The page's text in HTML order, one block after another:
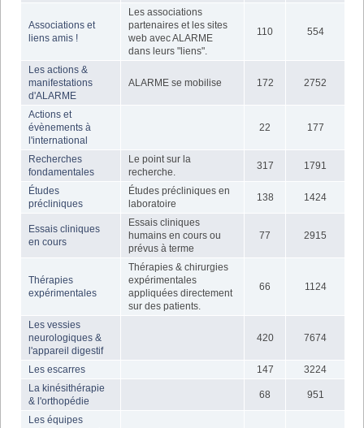
Associations et
liens amis !
Les associations
partenaires et les sites
web avec ALARME
dans leurs "liens".
110 554
Les actions &
manifestations
d'ALARME
ALARME se mobilise 172 2752
Actions et
évènements à
l'international
22 177
Recherches
fondamentales
Le point sur la
recherche.
317 1791
Études
précliniques
Études précliniques en
laboratoire
138 1424
Essais cliniques
en cours
Essais cliniques
humains en cours ou
prévus à terme
77 2915
Thérapies
expérimentales
Thérapies & chirurgies
expérimentales
appliquées directement
sur des patients.
66 1124
Les vessies
neurologiques &
l'appareil digestif
420 7674
Les escarres 147
3224
La kinésithérapie
& l'orthopédie
68 951
Les équipes